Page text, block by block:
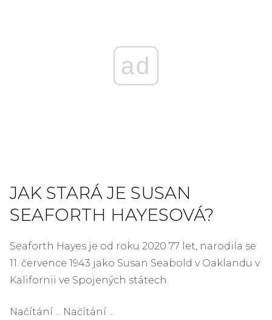
ad
JAK STARÁ JE SUSAN
SEAFORTH HAYESOVÁ?
Seaforth Hayes je od roku 2020 77 let, narodila se
11. července 1943 jako Susan Seabold v Oaklandu v
Kalifornii ve Spojených státech.
Načítání ... Načítání ...